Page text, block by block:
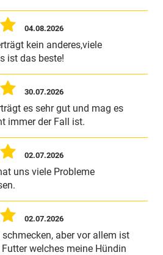
04.08.2026
kein anderes,viele
ist das beste!
30.07.2026
es sehr gut und mag es
immer der Fall ist.
02.07.2026
uns viele Probleme
02.07.2026
aber vor allem ist
welches meine Hündin